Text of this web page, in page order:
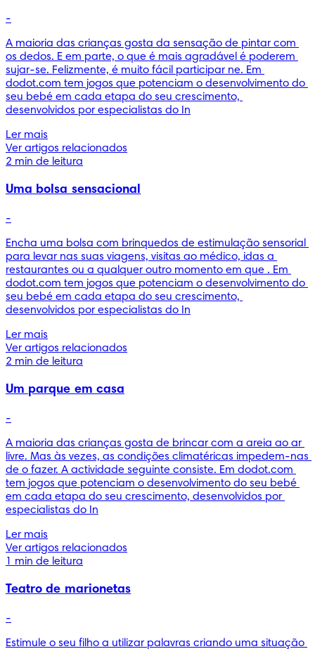
-
A maioria das crianças gosta da sensação de pintar com
os dedos. E em parte, o que é mais agradável é poderem
sujar-se. Felizmente, é muito fácil participar ne. Em
dodot.com tem jogos que potenciam o desenvolvimento do
seu bebé em cada etapa do seu crescimento,
desenvolvidos por especialistas do In
Ler mais
Ver artigos relacionados
2 min de leitura
Uma bolsa sensacional
-
Encha uma bolsa com brinquedos de estimulação sensorial
para levar nas suas viagens, visitas ao médico, idas a
restaurantes ou a qualquer outro momento em que . Em
dodot.com tem jogos que potenciam o desenvolvimento do
seu bebé em cada etapa do seu crescimento,
desenvolvidos por especialistas do In
Ler mais
Ver artigos relacionados
2 min de leitura
Um parque em casa
-
A maioria das crianças gosta de brincar com a areia ao ar
livre. Mas às vezes, as condições climatéricas impedem-nas
de o fazer. A actividade seguinte consiste. Em dodot.com
tem jogos que potenciam o desenvolvimento do seu bebé
em cada etapa do seu crescimento, desenvolvidos por
especialistas do In
Ler mais
Ver artigos relacionados
1 min de leitura
Teatro de marionetas
-
Estimule o seu filho a utilizar palavras criando uma situação